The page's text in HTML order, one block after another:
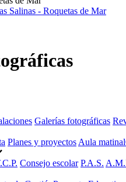
Salinas - Roquetas de Mar
Galerías fotográficas
Planes y proyectos Aula matinal
Consejo escolar P.A.S.